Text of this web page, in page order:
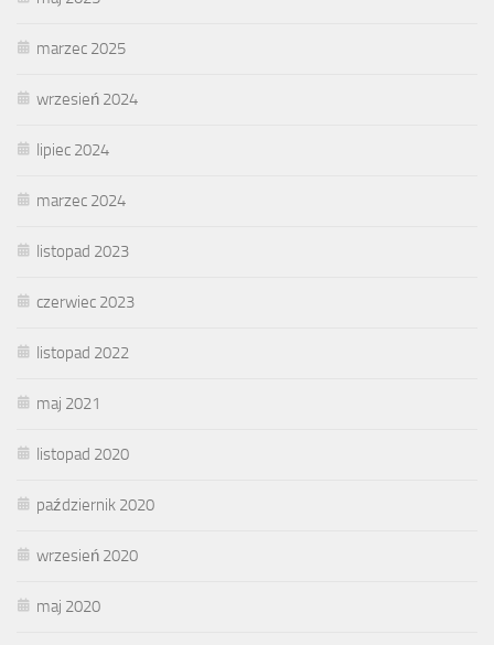
marzec 2025
wrzesień 2024
lipiec 2024
marzec 2024
listopad 2023
czerwiec 2023
listopad 2022
maj 2021
listopad 2020
październik 2020
wrzesień 2020
maj 2020